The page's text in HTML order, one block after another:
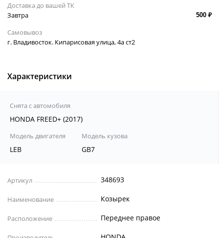
Доставка до вашей ТК
Завтра
500 ₽
Самовывоз
г. Владивосток. Кипарисовая улица, 4а ст2
Характеристики
Снята с автомобиля
HONDA FREED+ (2017)
Модель двигателя
LEB
Модель кузова
GB7
Артикул 348693
Наименование Козырек
Расположение Переднее правое